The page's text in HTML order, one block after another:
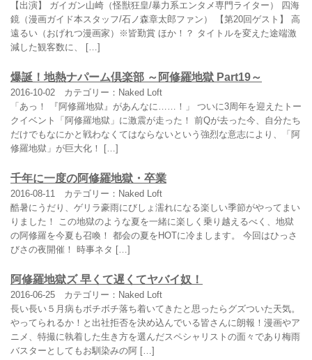
【出演】 ガイガン山崎（怪獣狂皇/暴力系エンタメ専門ライター） 四海
鏡（漫画ガイド本スタッフ/石ノ森章太郎ファン） 【第20回ゲスト】 高
遠るい（おげれつ漫画家）※皆勤賞 ほか！？ タイトルを変えた途端激
減した観客数に、 […]
爆誕！地熱ナパーム倶楽部 ～阿修羅地獄 Part19～
2016-10-02
カテゴリー：Naked Loft
「あっ！ 『阿修羅地獄』があんなに……！」 ついに3周年を迎えたトー
クイベント「阿修羅地獄」に激震が走った！ 前Qが去った今、自分たち
だけでもなにかと戦わなくてはならないという強烈な意志により、「阿
修羅地獄」が巨大化！ […]
千年に一度の阿修羅地獄・卒業
2016-08-11
カテゴリー：Naked Loft
酷暑にうだり、ゲリラ豪雨にびしょ濡れになる楽しい季節がやってまい
りました！ この地獄のような夏を一緒に楽しく乗り越えるべく、地獄
の阿修羅を今夏も召喚！ 都会の夏をHOTに冷まします。 今回はひっさ
びさの夜開催！ 時事ネタ […]
阿修羅地獄ズ 早くて遅くてヤバイ奴！
2016-06-25
カテゴリー：Naked Loft
長い長い５月病もボチボチ落ち着いてきたと思ったらグズついた天気。
やってられるか！と出社拒否を決め込んでいる皆さんに朗報！漫画やア
ニメ、特撮に執着した生き方を選んだスペシャリストの面々であり梅雨
バスターとしてもお馴染みの阿 […]